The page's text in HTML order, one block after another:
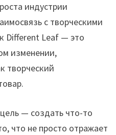
индустрии
с творческими
Different Leaf — это
изменении,
творческий
— создать что-то
что не просто отражает